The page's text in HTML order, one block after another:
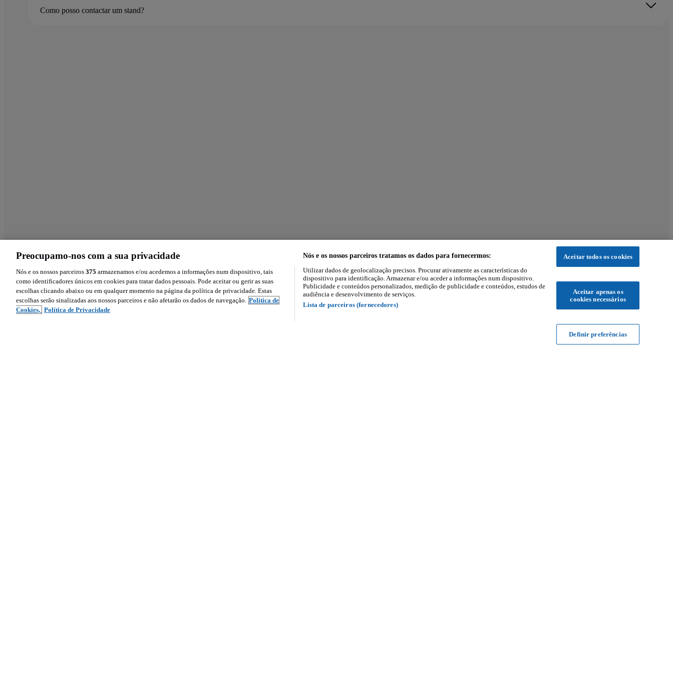
Como posso contactar um stand?
Preocupamo-nos com a sua privacidade
Nós e os nossos parceiros 375 armazenamos e/ou acedemos a informações num dispositivo, tais
como identificadores únicos em cookies para tratar dados pessoais. Pode aceitar ou gerir as suas
escolhas clicando abaixo ou em qualquer momento na página da política de privacidade. Estas
escolhas serão sinalizadas aos nossos parceiros e não afetarão os dados de navegação. Política de
Cookies, Política de Privacidade
Nós e os nossos parceiros tratamos os dados para fornecermos:
Utilizar dados de geolocalização precisos. Procurar ativamente as características do
dispositivo para identificação. Armazenar e/ou aceder a informações num dispositivo.
Publicidade e conteúdos personalizados, medição de publicidade e conteúdos, estudos de
audiência e desenvolvimento de serviços.
Lista de parceiros (fornecedores)
Aceitar todos os cookies
Aceitar apenas os
cookies necessários
Definir preferências